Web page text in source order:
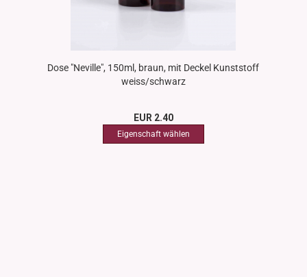
Dose "Neville", 150ml, braun, mit Deckel Kunststoff
weiss/schwarz
EUR 2.40